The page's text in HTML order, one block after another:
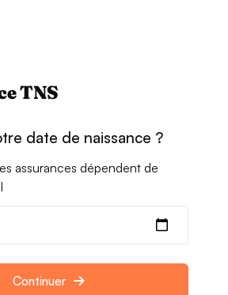
TNS
date de naissance ?
assurances dépendent de
Continuer